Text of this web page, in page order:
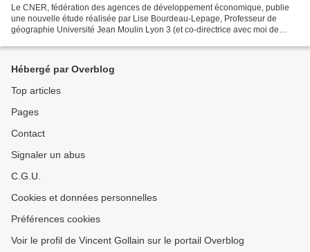
Le CNER, fédération des agences de développement économique, publie
une nouvelle étude réalisée par Lise Bourdeau-Lepage, Professeur de
géographie Université Jean Moulin Lyon 3 (et co-directrice avec moi de
Hébergé par Overblog
Top articles
Pages
Contact
Signaler un abus
C.G.U.
Cookies et données personnelles
Préférences cookies
Voir le profil de Vincent Gollain sur le portail Overblog